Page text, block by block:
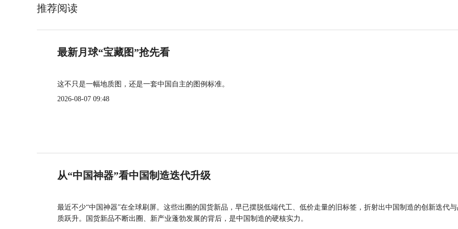
推荐阅读
最新月球“宝藏图”抢先看
这不只是一幅地质图，还是一套中国自主的图例标准。
2026-08-07 09:48
从“中国神器”看中国制造迭代升级
最近不少“中国神器”在全球刷屏。这些出圈的国货新品，早已摆脱低端代工、低价走量的旧标签，折射出中国制造的创新迭代
质跃升。国货新品不断出圈、新产业蓬勃发展的背后，是中国制造的硬核实力。